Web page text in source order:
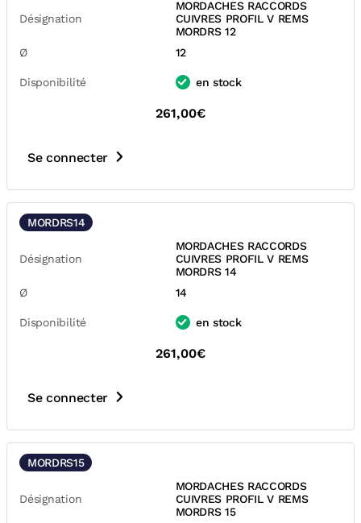
Désignation
MORDACHES RACCORDS
CUIVRES PROFIL V REMS
MORDRS 12
Ø
12
Disponibilité en stock
261,00€
Se connecter
MORDRS14
Désignation
MORDACHES RACCORDS
CUIVRES PROFIL V REMS
MORDRS 14
Ø
14
Disponibilité en stock
261,00€
Se connecter
MORDRS15
Désignation
MORDACHES RACCORDS
CUIVRES PROFIL V REMS
MORDRS 15